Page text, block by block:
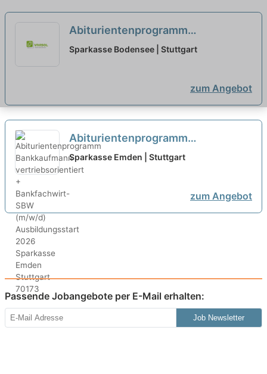
Abiturientenprogramm
Bankkaufmann vertriebsorientiert
Sparkasse Bodensee | Stuttgart
zum Angebot
Abiturientenprogramm
Bankkaufmann vertriebsorientiert
+ Bankfachwirt-SBW (m/w/d)
Sparkasse Emden | Stuttgart
zum Angebot
Passende Jobangebote per E-Mail erhalten:
Job Newsletter